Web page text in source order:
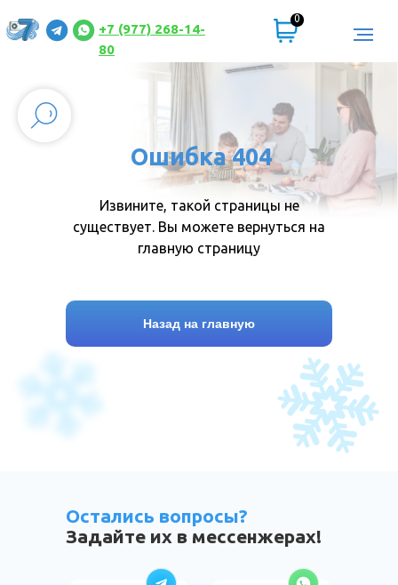
+7 (977) 268-14-
80
0
Ошибка 404
Извините, такой страницы не
существует. Вы можете вернуться на
главную страницу
Назад на главную
Остались вопросы?
Задайте их в мессенжерах!